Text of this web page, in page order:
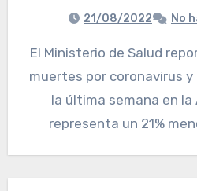
21/08/2022 No
El Ministerio de Salud reportó este domingo 80
muertes por coronavirus
la última semana en la
representa un 21%